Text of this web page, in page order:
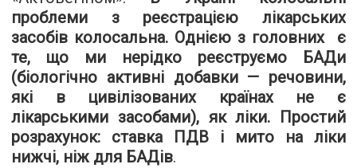
проблеми з реєстрацією лікарських
засобів колосальна. Однією з головних є
те, що ми нерідко реєструємо БАДи
(біологічно активні добавки — речовини,
які в цивілізованих країнах не є
лікарськими засобами), як ліки. Простий
розрахунок: ставка ПДВ і мито на ліки
нижчі, ніж для БАДів.